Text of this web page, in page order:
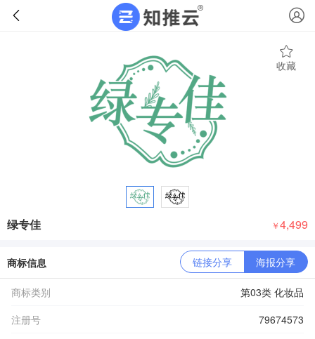
收藏
绿专佳 ￥4,499
商标信息 链接分享 海报分享
商标类别
第03类 化妆品
注册号
79674573